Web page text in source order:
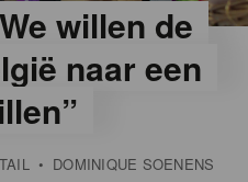
willen de
naar een
• DOMINIQUE SOENENS